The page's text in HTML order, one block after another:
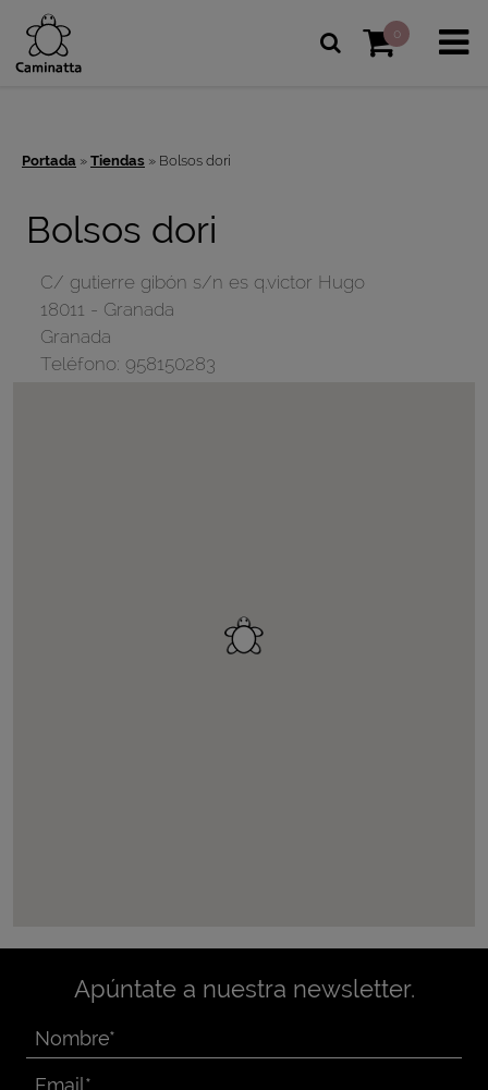
0
Portada » Tiendas » Bolsos dori
Bolsos dori
C/ gutierre gibón s/n es q.victor Hugo
18011 - Granada
Granada
Teléfono: 958150283
Apúntate a nuestra newsletter.